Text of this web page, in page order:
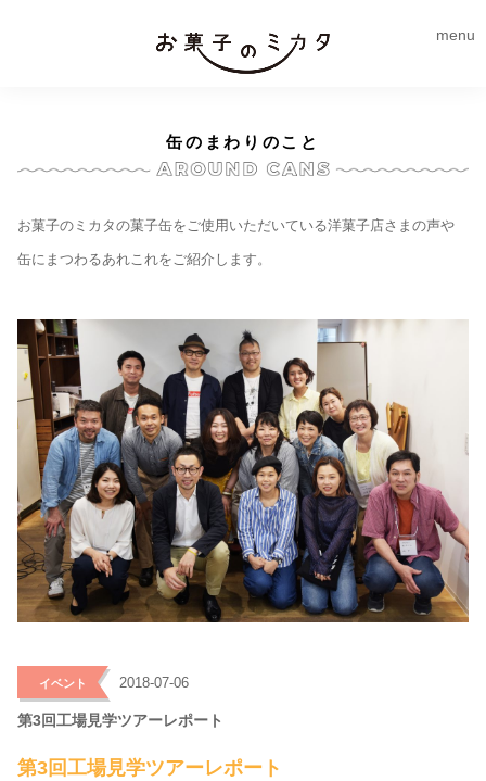
menu
缶のまわりのこと
お菓子のミカタの菓子缶をご使用いただいている洋菓子店さまの声や
缶にまつわるあれこれをご紹介します。
イベント 2018-07-06
第3回工場見学ツアーレポート
第3回工場見学ツアーレポート